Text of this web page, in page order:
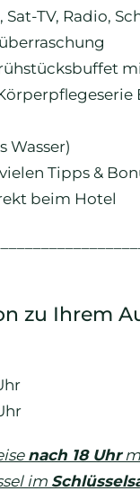
Sat-TV, Radio,
Wasser)
Tipps &
beim Hotel
zu Ihrem
nach 18 Uhr
im